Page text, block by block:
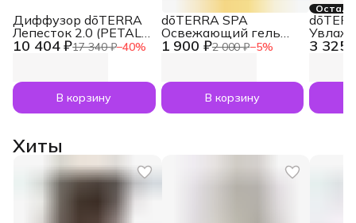
10 404 ₽17 340 ₽−40%
Диффузор dōTERRA
Лепесток 2.0 (PETAL
DIFFUSER) для
В корзину
1 900 ₽2 000 ₽−5%
dōTERRA SPA
Освежающий гель
для душа Refreshing
В корзину
3 325
для
Хиты